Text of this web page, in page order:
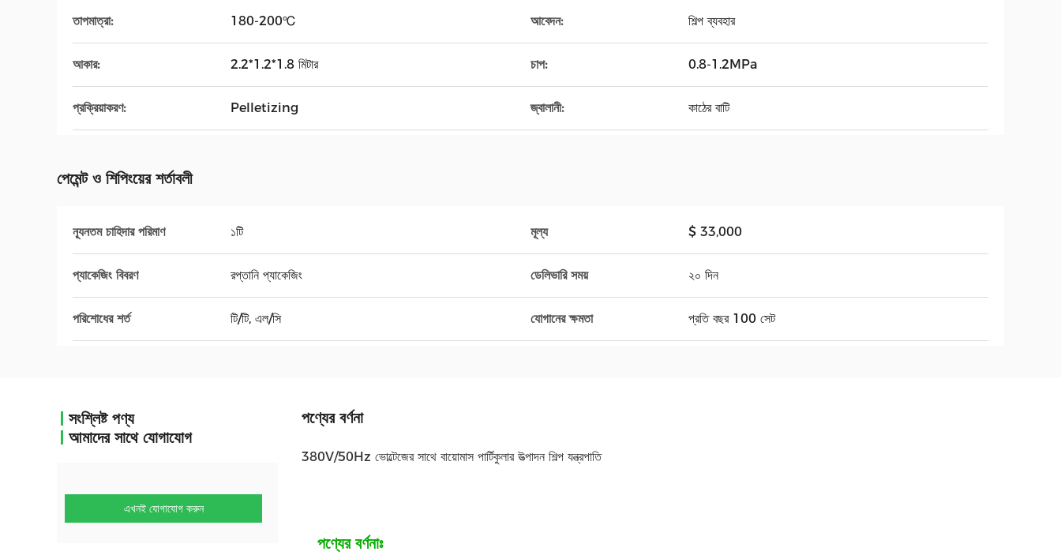
তাপমাত্রা: 180-200℃ আবেদন: শিল্প ব্যবহার
আকার: 2.2*1.2*1.8 মিটার চাপ: 0.8-1.2MPa
প্রক্রিয়াকরণ: Pelletizing জ্বালানী: কাঠের বাটি
পেমেন্ট ও শিপিংয়ের শর্তাবলী
ন্যূনতম চাহিদার পরিমাণ ১টি মূল্য $ 33,000
প্যাকেজিং বিবরণ রপ্তানি প্যাকেজিং ডেলিভারি সময় ২০ দিন
পরিশোধের শর্ত টি/টি, এল/সি যোগানের ক্ষমতা প্রতি বছর 100 সেট
সংশ্লিষ্ট পণ্য
আমাদের সাথে যোগাযোগ
এখনই যোগাযোগ করুন
পণ্যের বর্ণনা
380V/50Hz ভোল্টেজের সাথে বায়োমাস পার্টিকুলার উত্পাদন শিল্প যন্ত্রপাতি
পণ্যের বর্ণনাঃ